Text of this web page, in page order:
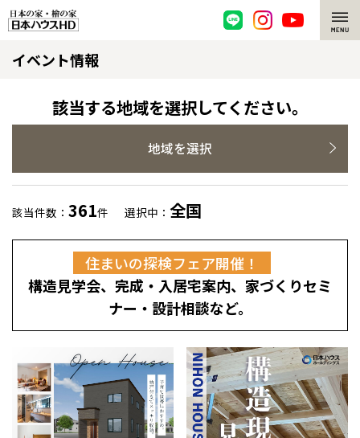
脱炭素・檜の家
環境にやさしい、脱炭素社会の住宅
耐震構造
高耐久住宅
高断熱・高気密の家
エネルギー自給自足
感謝訪問・長期保証
直営工事
選ばれる理由
檜の魅力 トップ
檜と日本人
1000年を超えて生きる檜
知られざる檜の効果・作用
理想の木材「檜」
注文住宅
グレートステージ
平屋の家
外観・インテリア集
リフォーム トップ
選ばれる理由
リフォームの流れ
賃貸併用住宅のメリット
安心のサポートシステム
分譲住宅・土地
分譲マンション
イベント情報
該当する地域を選択してください。
地域を選択
該当件数： 361件 選択中： 全国
住まいの探検フェア開催！
構造見学会、完成・入居宅案内、家づくりセミ
ナー・設計相談など。